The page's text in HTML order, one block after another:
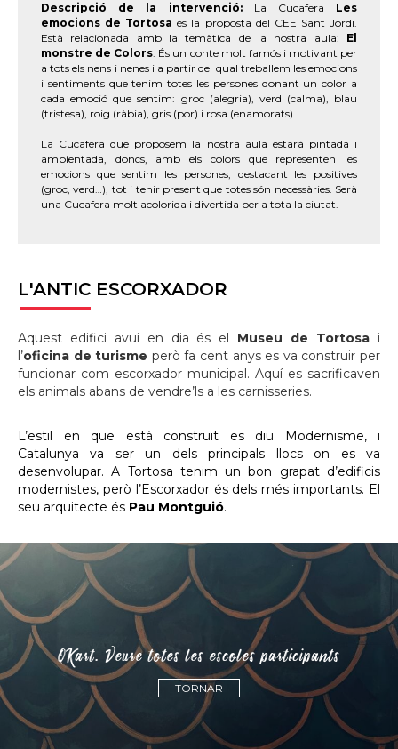
Descripció de la intervenció: La Cucafera Les
emocions de Tortosa és la proposta del CEE Sant Jordi.
Està relacionada amb la temàtica de la nostra aula: El
monstre de Colors. És un conte molt famós i motivant per
a tots els nens i nenes i a partir del qual treballem les emocions
i sentiments que tenim totes les persones donant un color a
cada emoció que sentim: groc (alegria), verd (calma), blau
(tristesa), roig (ràbia), gris (por) i rosa (enamorats).
La Cucafera que proposem la nostra aula estarà pintada i
ambientada, doncs, amb els colors que representen les
emocions que sentim les persones, destacant les positives
(groc, verd…), tot i tenir present que totes són necessàries. Serà
una Cucafera molt acolorida i divertida per a tota la ciutat.
L'ANTIC ESCORXADOR
Aquest edifici avui en dia és el Museu de Tortosa i
l’oficina de turisme però fa cent anys es va construir per
funcionar com escorxador municipal. Aquí es sacrificaven
els animals abans de vendre’ls a les carnisseries.
L’estil en que està construït es diu Modernisme, i
Catalunya va ser un dels principals llocs on es va
desenvolupar. A Tortosa tenim un bon grapat d’edificis
modernistes, però l’Escorxador és dels més importants. El
seu arquitecte és Pau Montguió.
QKart. Veure totes les escoles participants
TORNAR